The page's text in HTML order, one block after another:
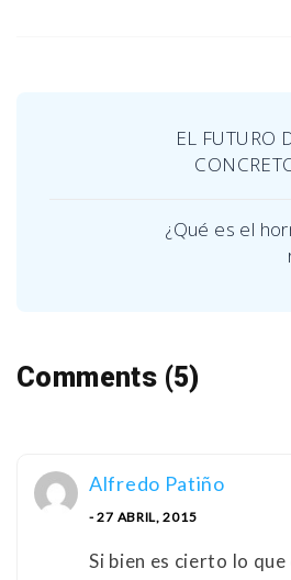
EL FUTURO
¿Qué es el
Comments (5)
Alfredo Patiño
- 27 ABRIL, 2015
Si bien es cierto lo que